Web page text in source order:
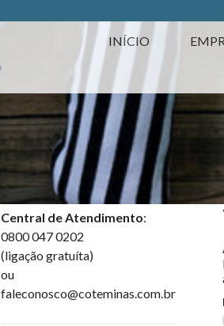
INÍCIO
Central de Atendimento:
0800 047 0202
(ligação gratuíta)
ou
faleconosco@coteminas.com.br